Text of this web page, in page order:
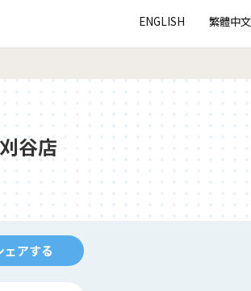
ENGLISH 繁體中文
谷店
ェアする